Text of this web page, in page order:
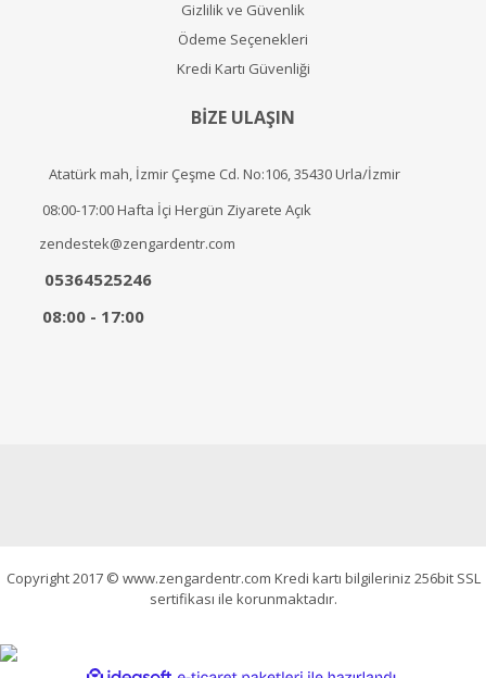
Gizlilik ve Güvenlik
Ödeme Seçenekleri
Kredi Kartı Güvenliği
BİZE ULAŞIN
Atatürk mah, İzmir Çeşme Cd. No:106, 35430 Urla/İzmir
08:00-17:00 Hafta İçi Hergün Ziyarete Açık
zendestek@zengardentr.com
05364525246
08:00 - 17:00
Copyright 2017 © www.zengardentr.com Kredi kartı bilgileriniz 256bit SSL
sertifikası ile korunmaktadır.